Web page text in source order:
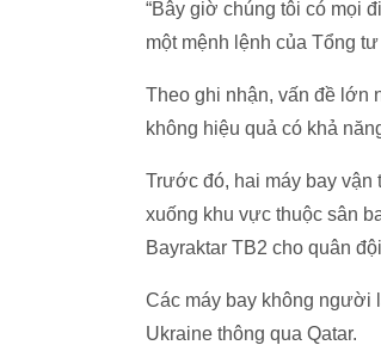
“Bây giờ chúng tôi có mọi
một mệnh lệnh của Tổng
Theo ghi nhận, vấn đề lớn
không hiệu quả có khả
Trước đó, hai máy bay vận
xuống khu vực thuộc sân
Bayraktar TB2 cho quân
Các máy bay không người
Ukraine thông qua Qatar.